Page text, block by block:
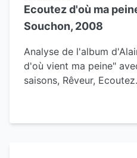
Ecoutez d'où ma
Souchon, 2008
Analyse de l'album
d'où vient ma peine"
saisons, Rêveur,